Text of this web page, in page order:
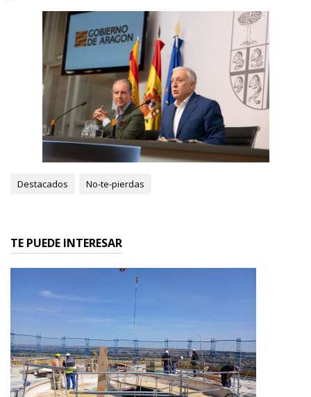
Destacados No-te-pierdas
TE PUEDE INTERESAR